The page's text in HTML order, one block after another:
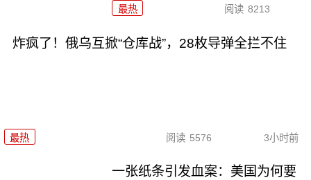
最热 阅读 8213
炸疯了！俄乌互掀“仓库战”，28枚导弹全拦不住
最热 阅读 5576 3小时前
一张纸条引发血案：美国为何要